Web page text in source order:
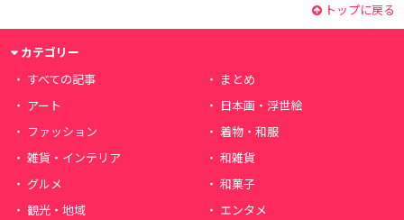
トップに戻る
カテゴリー
すべての記事
まとめ
アート
日本画・浮世絵
ファッション
着物・和服
雑貨・インテリア
和雑貨
グルメ
和菓子
観光・地域
エンタメ